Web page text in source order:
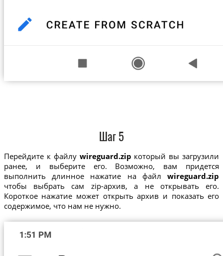
Шаг 5
Перейдите к файлу wireguard.zip который вы загрузили
ранее, и выберите его. Возможно, вам придется
выполнить длинное нажатие на файлwireguard.zip
чтобы выбрать сам zip-архив, а не открывать его.
Короткое нажатие может открыть архив и показать его
содержимое, что нам не нужно.